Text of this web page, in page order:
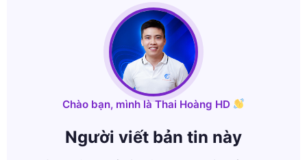
Chào bạn, mình là Thai Hoàng HD
Người viết bản tin này